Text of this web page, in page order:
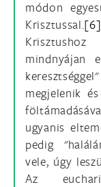
módon
Krisztussal.[6]
mindnyájan
keresztséggel"
megjelenik
ugyanis
pedig
vele, úgy
Az